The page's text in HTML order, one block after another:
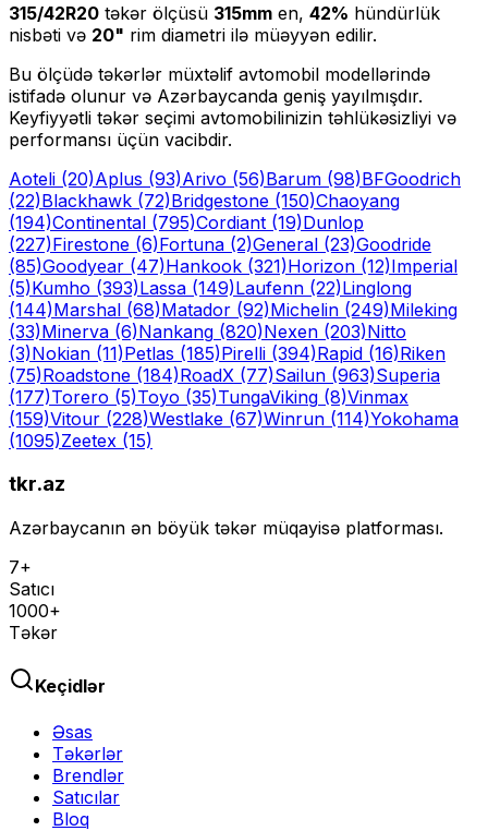
315/42R20 təkər ölçüsü 315mm en, 42% hündürlük
nisbəti və 20" rim diametri ilə müəyyən edilir.
Bu ölçüdə təkərlər müxtəlif avtomobil modellərində
istifadə olunur və Azərbaycanda geniş yayılmışdır.
Keyfiyyətli təkər seçimi avtomobilinizin təhlükəsizliyi və
performansı üçün vacibdir.
Aoteli (20)Aplus (93)Arivo (56)Barum (98)BFGoodrich
(22)Blackhawk (72)Bridgestone (150)Chaoyang
(194)Continental (795)Cordiant (19)Dunlop
(227)Firestone (6)Fortuna (2)General (23)Goodride
(85)Goodyear (47)Hankook (321)Horizon (12)Imperial
(5)Kumho (393)Lassa (149)Laufenn (22)Linglong
(144)Marshal (68)Matador (92)Michelin (249)Mileking
(33)Minerva (6)Nankang (820)Nexen (203)Nitto
(3)Nokian (11)Petlas (185)Pirelli (394)Rapid (16)Riken
(75)Roadstone (184)RoadX (77)Sailun (963)Superia
(177)Torero (5)Toyo (35)TungaViking (8)Vinmax
(159)Vitour (228)Westlake (67)Winrun (114)Yokohama
(1095)Zeetex (15)
tkr.az
Azərbaycanın ən böyük təkər müqayisə platforması.
7+
Satıcı
1000+
Təkər
Keçidlər
Əsas
Təkərlər
Brendlər
Satıcılar
Bloq